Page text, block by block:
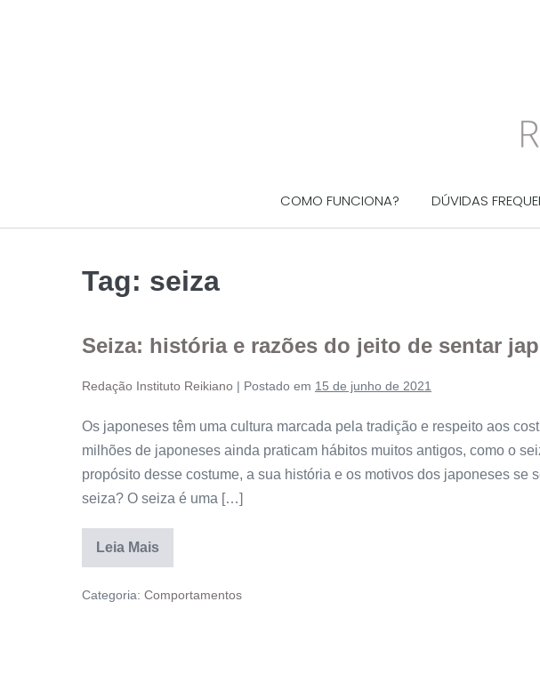
COMO FUNCIONA? DÚVIDAS
Tag: seiza
Seiza: história e razões do jeito de sentar
Redação Instituto Reikiano | Postado em 15 de junho de 2021
Os japoneses têm uma cultura marcada pela tradição e respeito aos
milhões de japoneses ainda praticam hábitos muitos antigos, como o
propósito desse costume, a sua história e os motivos dos japoneses se
seiza? O seiza é uma […]
Leia Mais
Categoria: Comportamentos